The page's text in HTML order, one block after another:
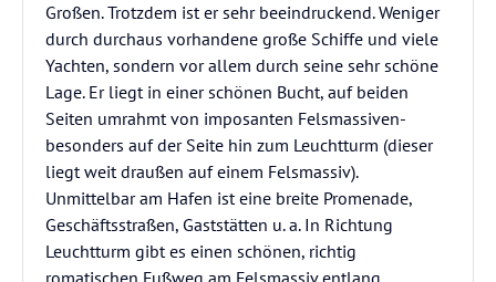
Großen. Trotzdem ist er sehr beeindruckend. Weniger
durch durchaus vorhandene große Schiffe und viele
Yachten, sondern vor allem durch seine sehr schöne
Lage. Er liegt in einer schönen Bucht, auf beiden
Seiten umrahmt von imposanten Felsmassiven-
besonders auf der Seite hin zum Leuchtturm (dieser
liegt weit draußen auf einem Felsmassiv).
Unmittelbar am Hafen ist eine breite Promenade,
Geschäftsstraßen, Gaststätten u. a. In Richtung
Leuchtturm gibt es einen schönen, richtig
romatischen Fußweg am Felsmassiv entlang.